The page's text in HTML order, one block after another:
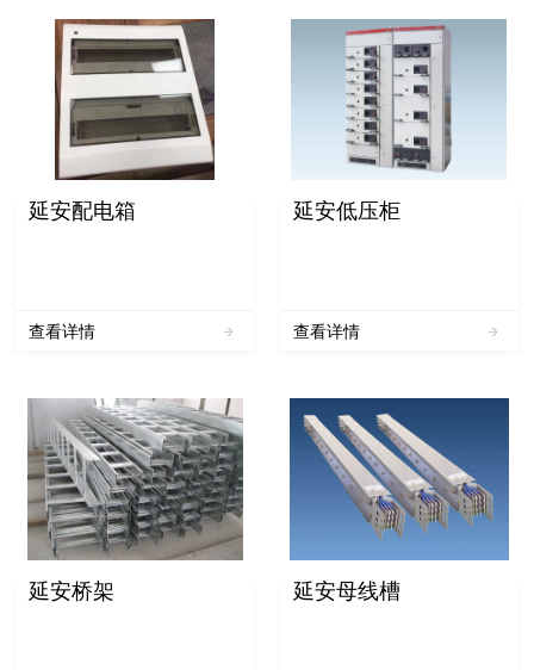
延安配电箱
查看详情
延安低压柜
查看详情
延安桥架 延安母线槽